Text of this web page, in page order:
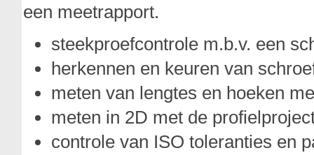
een meetrapport.
steekproefcontrole m.b.v. een
herkennen en keuren van
meten van lengtes en hoeken
meten in 2D met de
controle van ISO toleranties en